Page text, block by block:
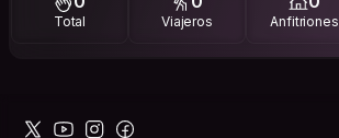
Total Viajeros Anfitriones